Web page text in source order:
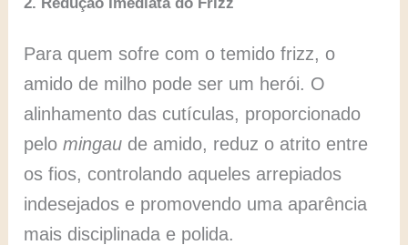
Para quem sofre com o temido frizz, o
amido de milho pode ser um herói. O
alinhamento das cutículas, proporcionado
pelomingau de amido, reduz o atrito entre
os fios, controlando aqueles arrepiados
indesejados e promovendo uma aparência
mais disciplinada e polida.